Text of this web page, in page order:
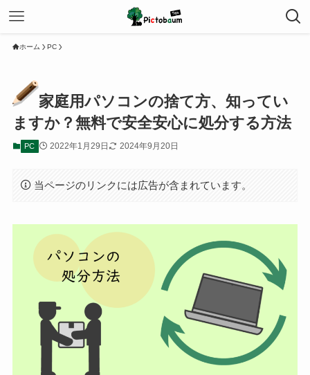
ホーム PC
家庭用パソコンの捨て方、知ってい
ますか？無料で安全安心に処分する方法
PC 2022年1月29日 2024年9月20日
当ページのリンクには広告が含まれています。